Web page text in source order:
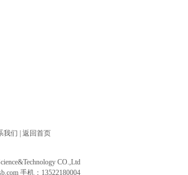
我们 返回首页
CO.,Ltd
手机：13522180004